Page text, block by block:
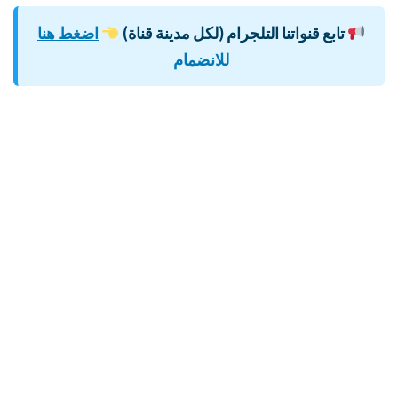
تابع قنواتنا التلجرام (لكل مدينة قناة)
اضغط هنا
للانضمام